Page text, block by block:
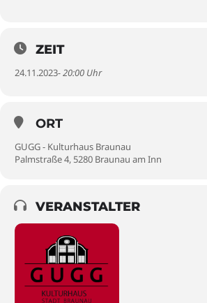
ZEIT
24.11.2023- 20:00 Uhr
ORT
GUGG - Kulturhaus Braunau
Palmstraße 4, 5280 Braunau am Inn
VERANSTALTER